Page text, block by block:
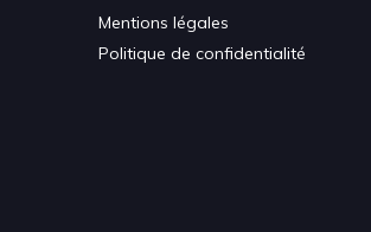
Mentions légales
Politique de confidentialité